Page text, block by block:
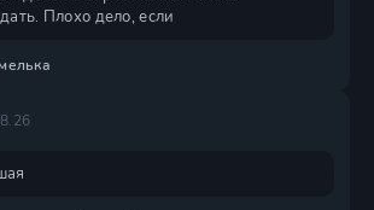
Плохо дело, если